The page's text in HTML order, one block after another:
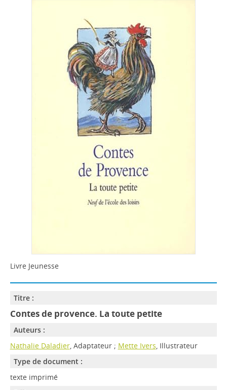
Livre Jeunesse
Titre :
Contes de provence. La toute petite
Auteurs :
Nathalie Daladier, Adaptateur ; Mette Ivers, Illustrateur
Type de document :
texte imprimé